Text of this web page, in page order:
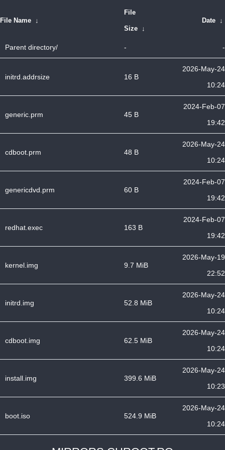
File Name ↓
File
Size ↓
Date ↓
Parent directory/ - -
initrd.addrsize 16 B
2026-May-24
10:24
generic.prm 45 B
2024-Feb-07
19:42
cdboot.prm 48 B
2026-May-24
10:24
genericdvd.prm 60 B
2024-Feb-07
19:42
redhat.exec 163 B
2024-Feb-07
19:42
kernel.img 9.7 MiB
2026-May-19
22:52
initrd.img 52.8 MiB
2026-May-24
10:24
cdboot.img 62.5 MiB
2026-May-24
10:24
install.img 399.6 MiB
2026-May-24
10:23
boot.iso 524.9 MiB
2026-May-24
10:24